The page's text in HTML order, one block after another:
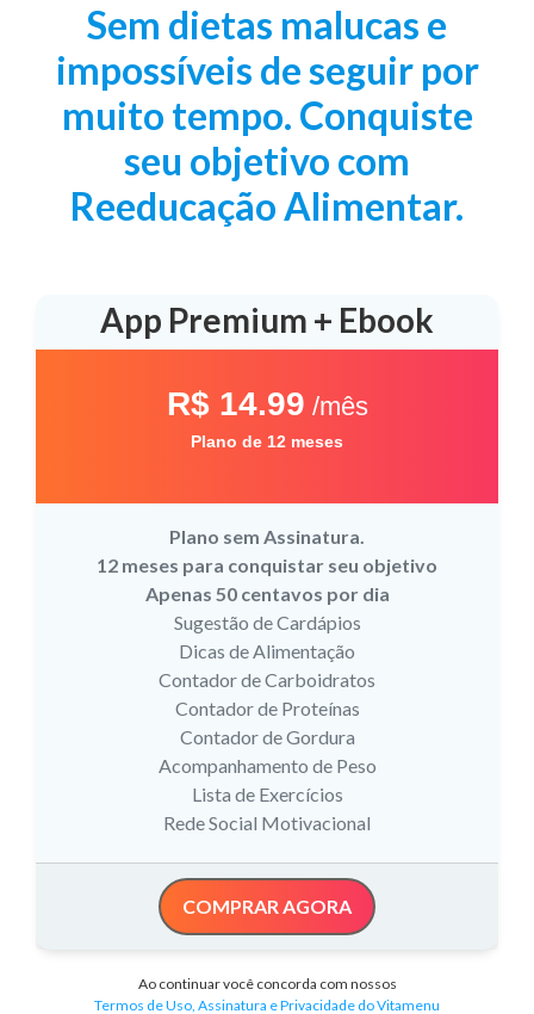
Sem dietas malucas e
impossíveis de seguir por
muito tempo. Conquiste
seu objetivo com
Reeducação Alimentar.
App Premium + Ebook
R$ 14.99 /mês
Plano de 12 meses
Plano sem Assinatura.
12 meses para conquistar seu objetivo
Apenas 50 centavos por dia
Sugestão de Cardápios
Dicas de Alimentação
Contador de Carboidratos
Contador de Proteínas
Contador de Gordura
Acompanhamento de Peso
Lista de Exercícios
Rede Social Motivacional
COMPRAR AGORA
Ao continuar você concorda com nossos
Termos de Uso, Assinatura e Privacidade do Vitamenu